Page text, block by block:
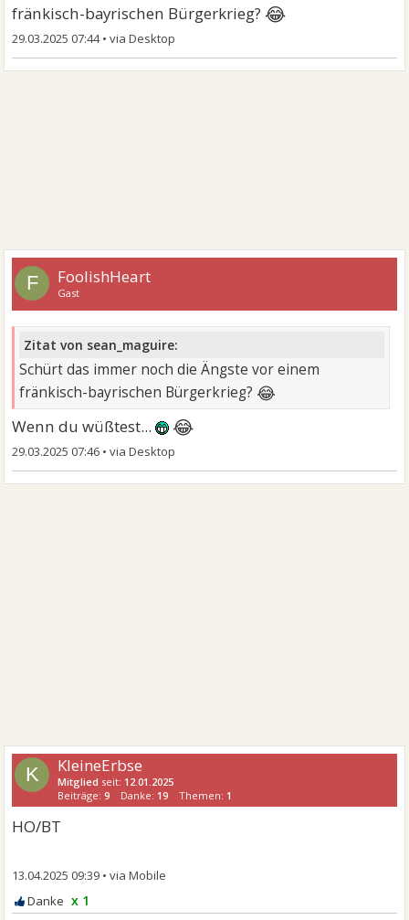
fränkisch-bayrischen Bürgerkrieg? 😂
29.03.2025 07:44•
F FoolishHeart
Gast
Zitat von sean_maguire:
Schürt das immer noch die Ängste vor einem
fränkisch-bayrischen Bürgerkrieg? 😂
Wenn du wüßtest... 😂
29.03.2025 07:46 •
K KleineErbse
Mitglied seit: 12.01.2025
Beiträge:9 Danke: 19 Themen: 1
HO/BT
13.04.2025 09:39 •
x 1